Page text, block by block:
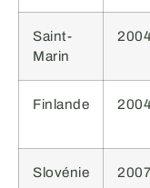
Saint-
Marin
2004
Finlande 2004
Slovénie 2007